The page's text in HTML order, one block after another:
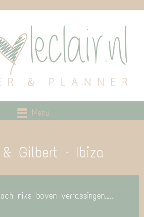
Menu
Gilbert – Ibiza
niks boven verrassingen…..